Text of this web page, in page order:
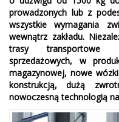
prowadzonych lub z
wszystkie wymagania
wewnątrz zakładu.
trasy transportowe
sprzedażowych, w
magazynowej, nowe
konstrukcją, dużą
nowoczesną technologią